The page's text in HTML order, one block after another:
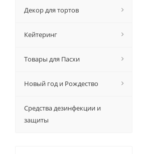
Декор для тортов
Кейтеринг
Товары для Пасхи
Новый год и Рождество
Средства дезинфекции и
защиты